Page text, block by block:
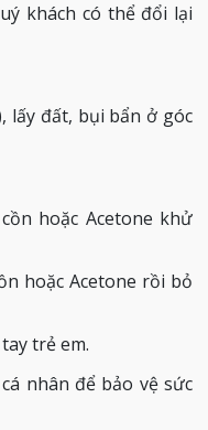
khách có thể đổi lại
lấy đất, bụi bẩn ở góc
hoặc Acetone khử
hoặc Acetone rồi bỏ
trẻ em.
nhân để bảo vệ sức